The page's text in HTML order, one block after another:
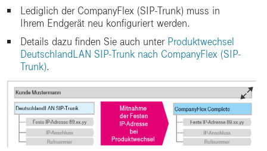
Lediglich der CompanyFlex (SIP-Trunk) muss in
Ihrem Endgerät neu konfiguriert werden.
Details dazu finden Sie auch unter Produktwechsel
DeutschlandLAN SIP-Trunk nach CompanyFlex (SIP-
Trunk).